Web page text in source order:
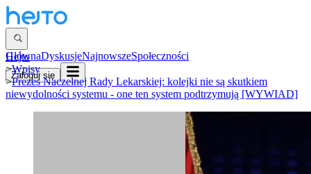
GłównaDyskusjeNajnowszeSpołeczności
Zaloguj się
Hejto
>Wpisy
>Prezes Naczelnej Rady Lekarskiej: kolejki nie są skutkiem
niewydolności systemu - one ten system podtrzymują [WYWIAD]